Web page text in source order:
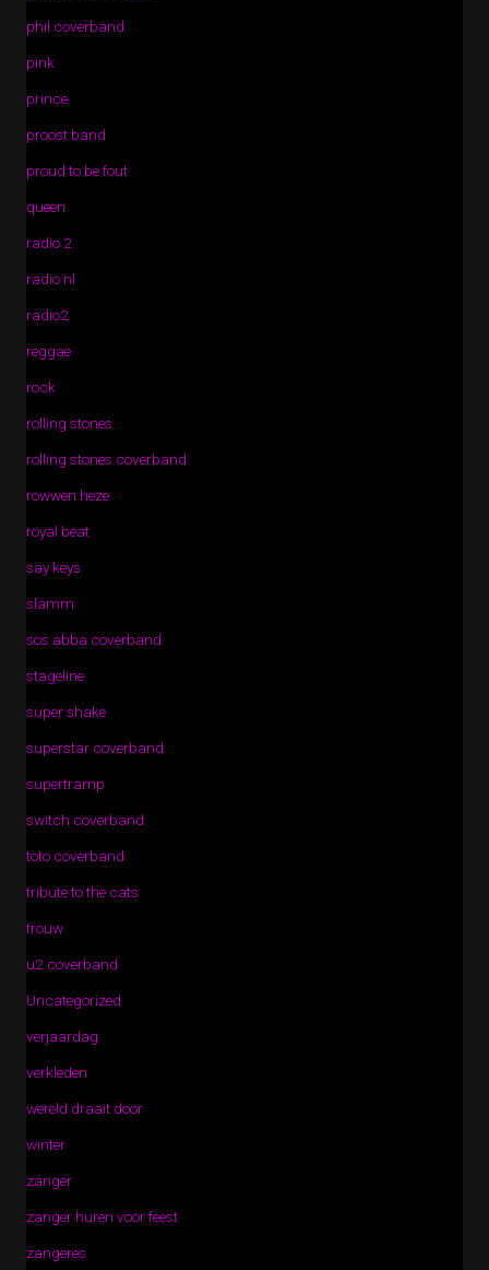
phil coverband
pink
prince
proost band
proud to be fout
queen
radio 2
radio nl
radio2
reggae
rock
rolling stones
rolling stones coverband
rowwen heze
royal beat
say keys
slamm
sos abba coverband
stageline
super shake
superstar coverband
supertramp
switch coverband
toto coverband
tribute to the cats
trouw
u2 coverband
Uncategorized
verjaardag
verkleden
wereld draait door
winter
zanger
zanger huren voor feest
zangeres